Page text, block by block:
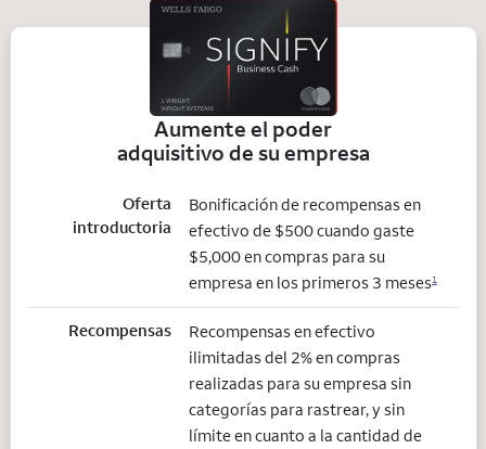
Aumente el poder
adquisitivo de su empresa
Oferta
introductoria
Bonificación de recompensas en
efectivo de $500 cuando gaste
$5,000 en compras para su
empresa en los primeros 3 meses1
Recompensas
Recompensas en efectivo
ilimitadas del 2% en compras
realizadas para su empresa sin
categorías para rastrear, y sin
límite en cuanto a la cantidad de